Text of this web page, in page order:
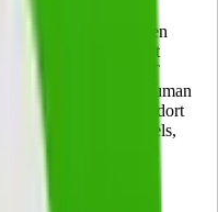
mittelständische
Geschäftsmodellen
Standard ist, verrät
„ZUKUNFT
No Channel = Human
Berlin. Hofmann ist dort
Bereichen des Handels,
Daimler und dem